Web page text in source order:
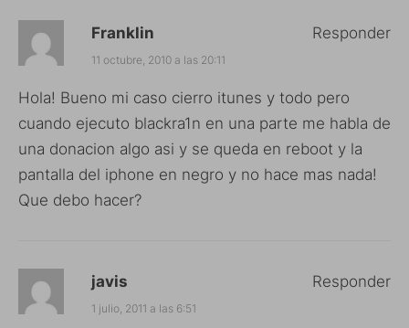
Franklin
11 octubre, 2010 a las 20:11
Hola! Bueno mi caso cierro itunes y todo pero
cuando ejecuto blackra1n en una parte me habla de
una donacion algo asi y se queda en reboot y la
pantalla del iphone en negro y no hace mas nada!
Que debo hacer?
Responder
javis
1 julio, 2011 a las 6:51
Responder